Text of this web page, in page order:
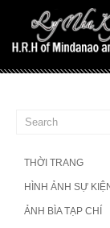
THỜI TRANG
HÌNH ẢNH SỰ
ẢNH BÌA TẠP CHÍ